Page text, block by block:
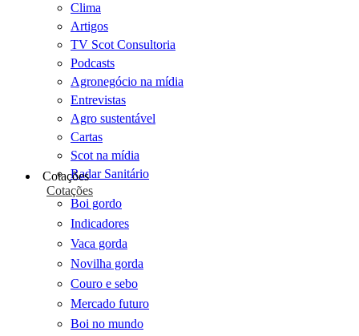
Clima
Artigos
TV Scot Consultoria
Podcasts
Agronegócio na mídia
Entrevistas
Agro sustentável
Cartas
Scot na mídia
Radar Sanitário
Cotações
Cotações
Boi gordo
Indicadores
Vaca gorda
Novilha gorda
Couro e sebo
Mercado futuro
Boi no mundo